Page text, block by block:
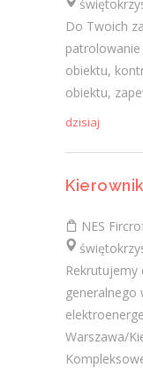
Do Twoich
obiektu,
obiektu,
dzisiaj
NES
Rekrutujemy
generalnego
Warszawa/